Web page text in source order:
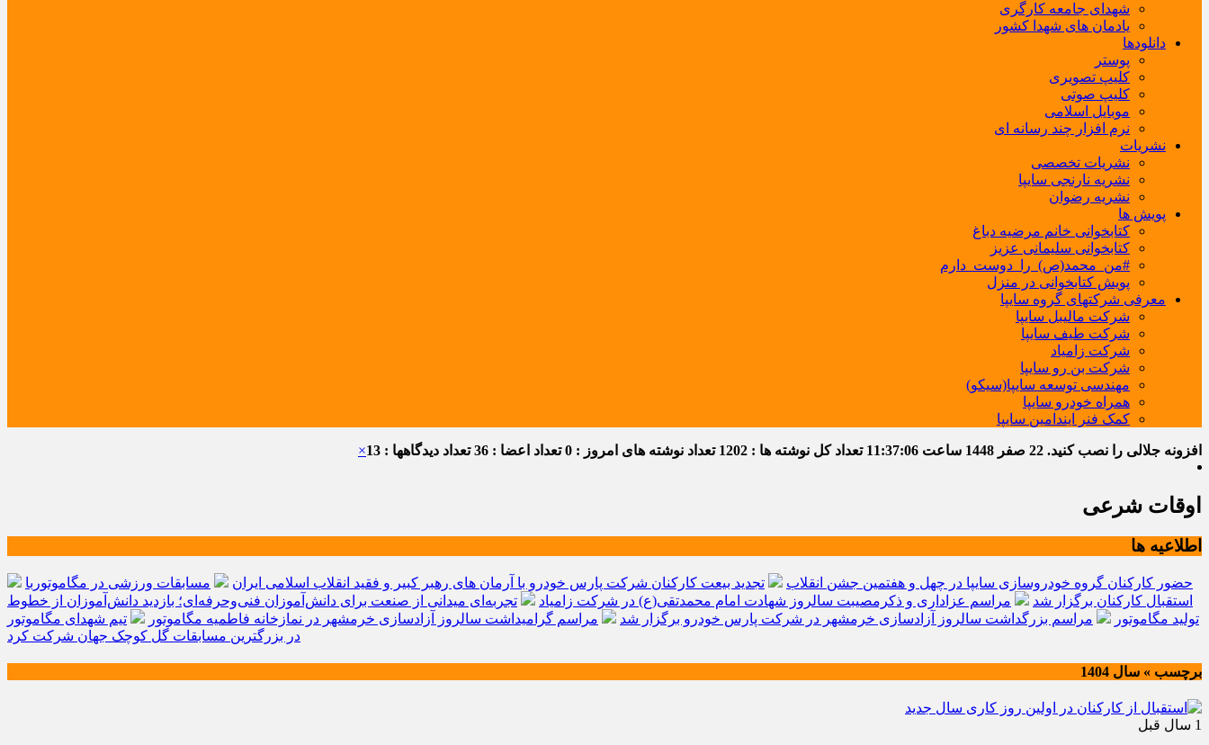
شهدای جامعه کارگری
یادمان های شهدا کشور
دانلودها
پوستر
کلیپ تصویری
کلیپ صوتی
موبایل اسلامی
نرم افزار چند رسانه ای
نشریات
نشریات تخصصی
نشریه نارنجی سایپا
نشریه رضوان
پویش ها
کتابخوانی خانم مرضیه دباغ
کتابخوانی سلیمانی عزیز
#من_محمد(ص)_را_دوست_دارم
پویش کتابخوانی در منزل
معرفی شرکتهای گروه سایپا
شرکت مالیبل سایپا
شرکت طیف سایپا
شرکت زامیاد
شرکت بن رو سایپا
مهندسی توسعه سایپا(سیکو)
همراه خودرو سایپا
کمک فنر ایندامین سایپا
افزونه جلالی را نصب کنید. 22 صفر 1448 ساعت 11:37:07 تعداد کل نوشته ها : 1202 تعداد نوشته های امروز : 0 تعداد اعضا : 36 تعداد دیدگاهها : 13 ×
اوقات شرعی
اطلاعیه ها
حضور کارکنان گروه خودروسازی سایپا در چهل و هفتمین جشن انقلاب تجدید بیعت کارکنان شرکت پارس خودرو با آرمان های رهبر کبیر و فقید انقلاب اسلامی ایران
مسابقات ورزشی در مگاموتوربا
استقبال کارکنان برگزار شد
مراسم عزاداری و ذکرمصیبت سالروز شهادت امام محمدتقی(ع) در شرکت زامیاد
تجربه‌ای میدانی از صنعت برای دانش‌آموزان فنی‌وحرفه‌ای؛ بازدید دانش‌آموزان از خطوط
تولید مگاموتور
مراسم بزرگداشت سالروز آزادسازی خرمشهر در شرکت پارس خودرو برگزار شد مراسم گرامیداشت سالروز آزادسازی خرمشهر در نمازخانه فاطمیه مگاموتور
تیم شهدای مگاموتور
در بزرگترین مسابقات گل کوچک جهان شرکت کرد
برچسب » سال 1404
1 سال قبل